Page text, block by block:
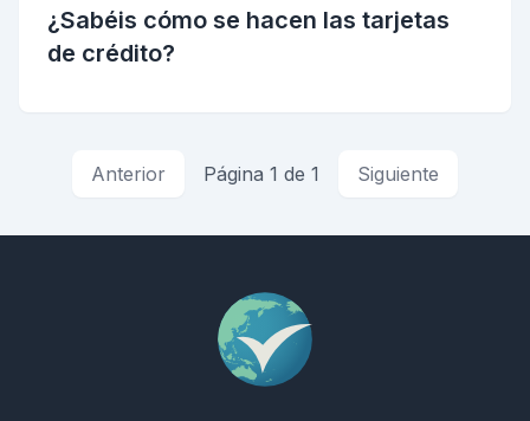
¿Sabéis cómo se hacen las tarjetas
de crédito?
Anterior Página 1 de 1 Siguiente